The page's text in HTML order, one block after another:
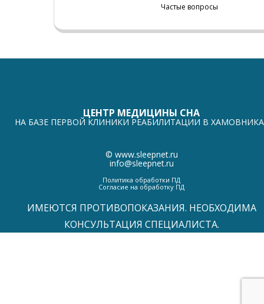
Частые вопросы
ЦЕНТР МЕДИЦИНЫ СНА
НА БАЗЕ ПЕРВОЙ КЛИНИКИ РЕАБИЛИТАЦИИ В
© www.sleepnet.ru
info@sleepnet.ru
Политика обработки ПД
Согласие на обработку ПД
ИМЕЮТСЯ ПРОТИВОПОКАЗАНИЯ. НЕОБХОДИМА
КОНСУЛЬТАЦИЯ СПЕЦИАЛИСТА.